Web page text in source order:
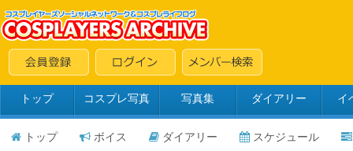
トップ コスプレ写真 写真集 ダイアリー イ
トップ ボイス ダイアリー スケジュール